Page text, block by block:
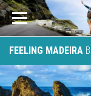
FEELING MADEIRA